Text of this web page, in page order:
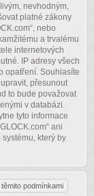
nevhodným,
platné zákony
nebo
a trvalému
internetových
IP adresy všech
opatření. Souhlasíte
přesunout
to bude považovat
v databázi.
tyto informace
ani
který by